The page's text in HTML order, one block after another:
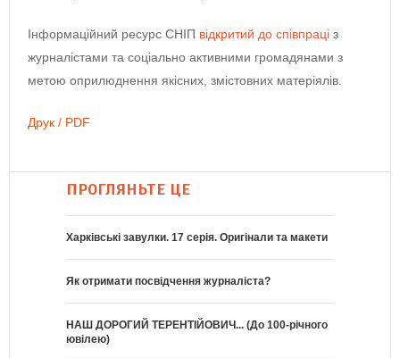
Інформаційний ресурс СНІП відкритий до співпраці з
журналістами та соціально активними громадянами з
метою оприлюднення якісних, змістовних матеріялів.
Друк / PDF
ПРОГЛЯНЬТЕ ЦЕ
Харківські завулки. 17 серія. Оригінали та макети
Як отримати посвідчення журналіста?
НАШ ДОРОГИЙ ТЕРЕНТІЙОВИЧ... (До 100-річного
ювілею)